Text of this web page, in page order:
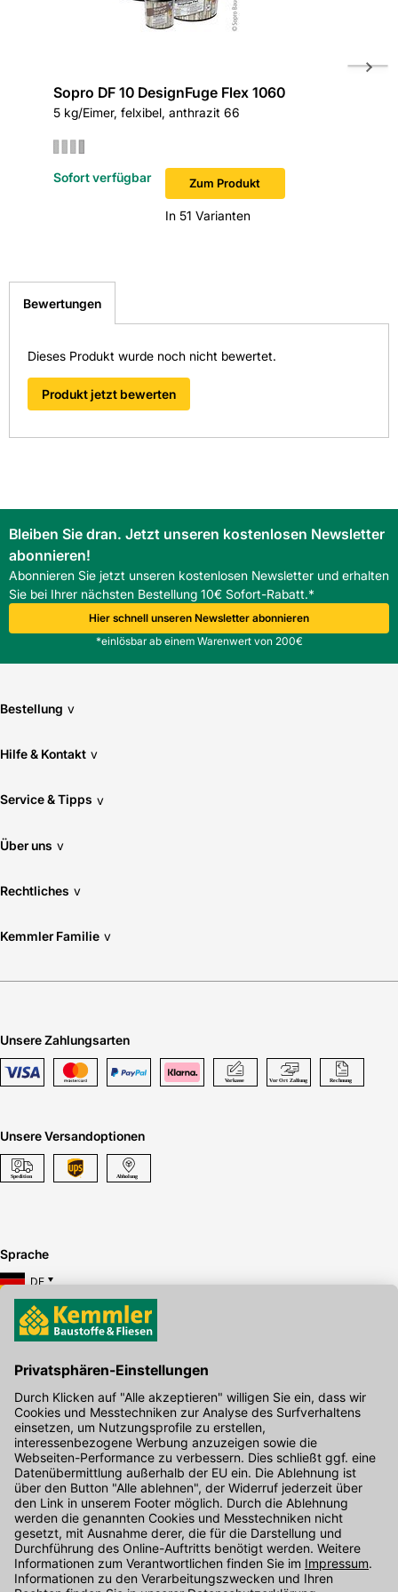
Sopro DF 10 DesignFuge Flex 1060
5 kg/Eimer, felxibel, anthrazit 66
Zum Produkt
In 51 Varianten
Sofort verfügbar
Bewertungen
Dieses Produkt wurde noch nicht bewertet.
Produkt jetzt bewerten
Bleiben Sie dran. Jetzt unseren kostenlosen Newsletter
abonnieren!
Abonnieren Sie jetzt unseren kostenlosen Newsletter und erhalten
Sie bei Ihrer nächsten Bestellung 10€ Sofort-Rabatt.*
Hier schnell unseren Newsletter abonnieren
*einlösbar ab einem Warenwert von 200€
Bestellung v
Hilfe & Kontakt v
Service & Tipps v
Über uns v
Rechtliches v
Kemmler Familie v
Unsere Zahlungsarten
Unsere Versandoptionen
Sprache
DE
Hier gibt's die kostenlose App
Kontakt
Unser Onlineshop Team ist montags bis freitags von 08:00 - 17:00
Uhr unter der Telefonnummer07071 / 151-151für Sie erreichbar.
Alternativ können Sie unser Kontaktformular nutzen.